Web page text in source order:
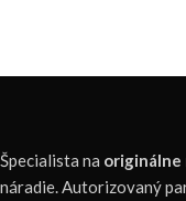
Špecialista na originálne
náradie. Autorizovaný